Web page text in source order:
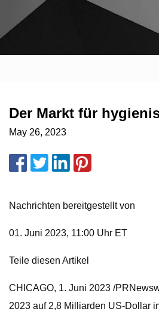
Der Markt für
May 26, 2023
Nachrichten bereitgestellt von
01. Juni 2023, 11:00 Uhr ET
Teile diesen Artikel
CHICAGO, 1. Juni 2023 /
2023 auf 2,8 Milliarden US-Dollar